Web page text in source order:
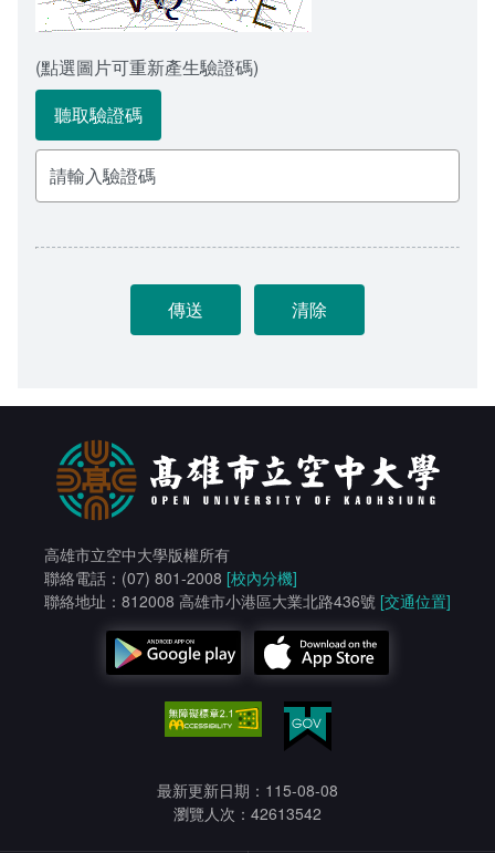
(點選圖片可重新產生驗證碼)
聽取驗證碼
高雄市立空中大學版權所有
聯絡電話：(07) 801-2008 [校內分機]
聯絡地址：812008 高雄市小港區大業北路436號 [交通位置]
最新更新日期：115-08-08
瀏覽人次：42613542